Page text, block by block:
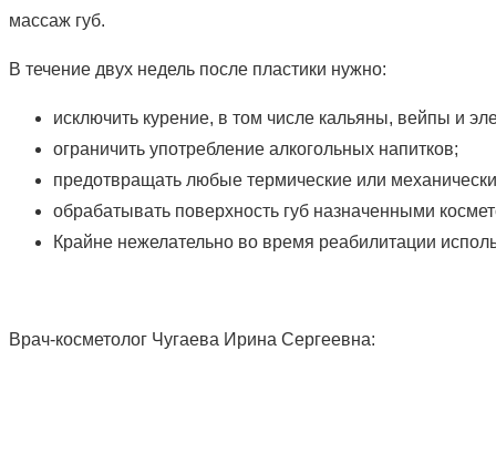
массаж губ.
В течение двух недель после пластики нужно:
исключить курение, в том числе кальяны, вейпы и
ограничить употребление алкогольных напитков;
предотвращать любые термические или
обрабатывать поверхность губ назначенными
Крайне нежелательно во время реабилитации
Врач-косметолог Чугаева Ирина Сергеевна: